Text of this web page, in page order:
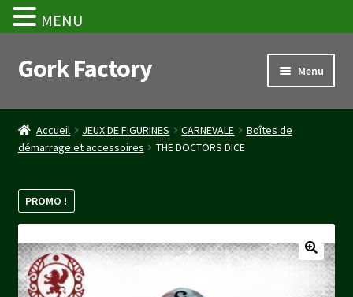
Aller
à
navigation
Aller
au
Gork Factory Menu
Accueil
CGV
Mon compte
Stripe Payment Success Page
Accueil JEUX DE FIGURINES CARNEVALE
Boîtes de
démarrage et accessoires
THE DOCTORS DICE
PROMO !
MENU